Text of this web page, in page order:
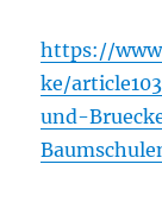
https://
ke/
und-